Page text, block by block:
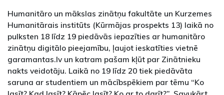
Humanitāro un mākslas zinātņu fakultāte un Kurzemes
Humanitārais institūts (Kūrmājas prospekts 13) laikā no
pulksten 18 līdz 19 piedāvās iepazīties ar humanitāro
zinātņu digitālo pieejamību, ļaujot ieskatīties vietnē
garamantas.lv un katram pašam kļūt par Zinātnieku
nakts veidotāju. Laikā no 19 līdz 20 tiek piedāvāta
saruna ar studentiem un mācībspēkiem par tēmu “Ko